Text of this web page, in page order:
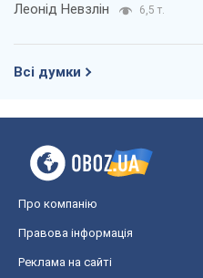
Леонід Невзлін 6,5 т.
Всі думки
Про компанію
Правова інформація
Реклама на сайті